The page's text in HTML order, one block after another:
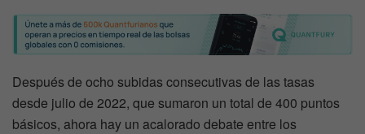
Después de ocho subidas consecutivas de las tasas
desde julio de 2022, que sumaron un total de 400 puntos
básicos, ahora hay un acalorado debate entre los